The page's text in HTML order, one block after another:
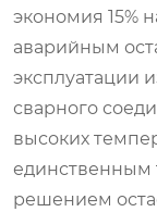
экономия 15%
аварийным
эксплуатации
сварного
высоких
единственным
решением